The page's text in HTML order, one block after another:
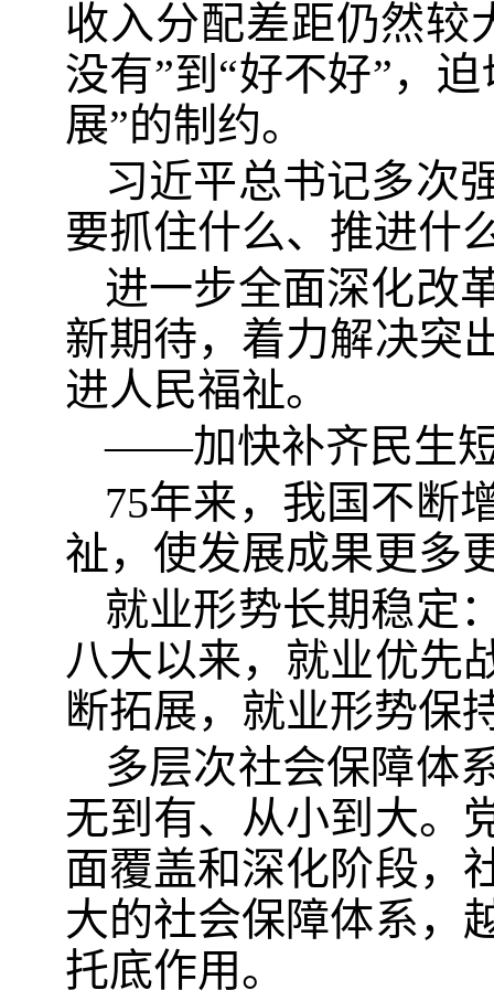
收入分配差距仍然
没有”到“好不好”，
展”的制约。
习近平总书记多次
要抓住什么、推进什
进一步全面深化改
新期待，着力解决突
进人民福祉。
——加快补齐民生短
75年来，我国不断
祉，使发展成果更多
就业形势长期稳定
八大以来，就业优先
断拓展，就业形势保
多层次社会保障体
无到有、从小到大。
面覆盖和深化阶段，
大的社会保障体系，
托底作用。